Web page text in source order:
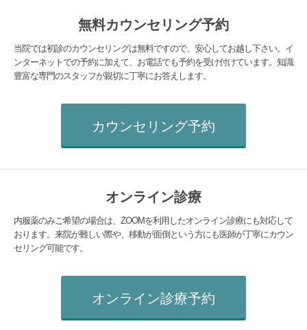
無料カウンセリング予約
当院では初診のカウンセリングは無料ですので、安心してお越し下さい。イ
ンターネットでの予約に加えて、お電話でも予約を受け付けています。知識
豊富な専門のスタッフが親切に丁寧にお答えします。
カウンセリング予約
オンライン診療
内服薬のみご希望の場合は、ZOOMを利用したオンライン診療にも対応して
おります。来院が難しい際や、移動が面倒という方にも医師が丁寧にカウン
セリング可能です。
オンライン診療予約